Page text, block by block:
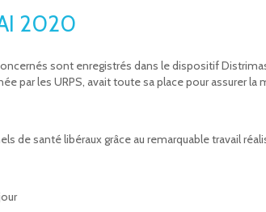
2020
sont enregistrés dans le dispositif
par les URPS, avait toute sa place pour assurer la
de santé libéraux grâce au remarquable travail